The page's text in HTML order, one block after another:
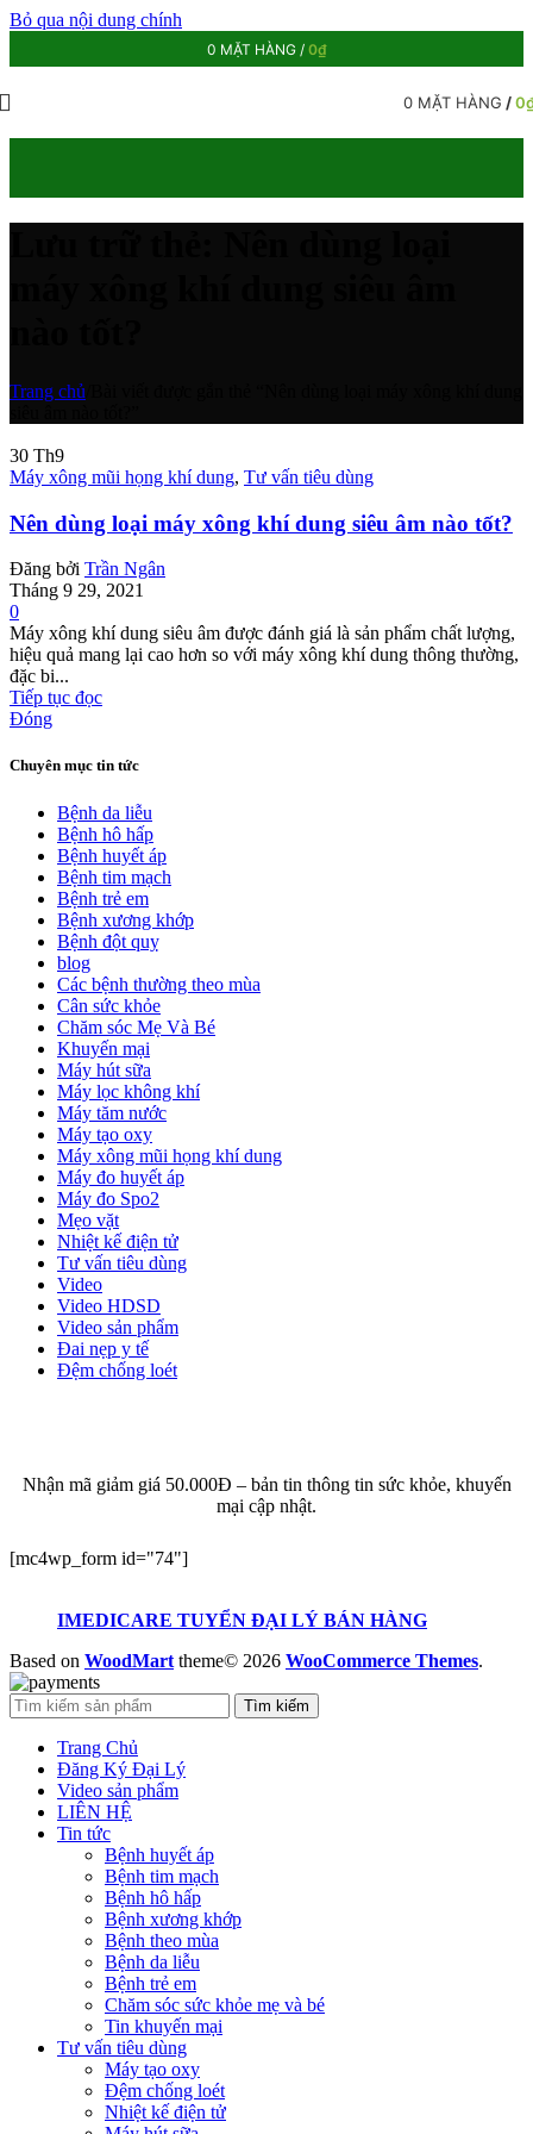
Bỏ qua nội dung chính
0 MẶT HÀNG / 0₫
0 MẶT HÀNG /0
Trang chủ
30 Th9
Máy xông mũi họng khí dung, Tư vấn tiêu dùng
Nên dùng loại máy xông khí dung siêu âm nào tốt?
Đăng bởi Trần Ngân
Tháng 9 29, 2021
0
Máy xông khí dung siêu âm được đánh giá là sản phẩm chất lượng,
hiệu quả mang lại cao hơn so với máy xông khí dung thông thường,
đặc bi...
Tiếp tục đọc
Đóng
Chuyên mục tin tức
Bệnh da liễu
Bệnh hô hấp
Bệnh huyết áp
Bệnh tim mạch
Bệnh trẻ em
Bệnh xương khớp
Bệnh đột quỵ
blog
Các bệnh thường theo mùa
Cân sức khỏe
Chăm sóc Mẹ Và Bé
Khuyến mại
Máy hút sữa
Máy lọc không khí
Máy tăm nước
Máy tạo oxy
Máy xông mũi họng khí dung
Máy đo huyết áp
Máy đo Spo2
Mẹo vặt
Nhiệt kế điện tử
Tư vấn tiêu dùng
Video
Video HDSD
Video sản phẩm
Đai nẹp y tế
Đệm chống loét
Nhận mã giảm giá 50.000Đ – bản tin thông tin sức khỏe, khuyến
mại cập nhật.
[mc4wp_form id="74"]
IMEDICARE TUYỂN ĐẠI LÝ BÁN HÀNG
Based on WoodMart theme© 2026 WooCommerce Themes.
Tìm kiếm
Trang Chủ
Đăng Ký Đại Lý
Video sản phẩm
LIÊN HỆ
Tin tức
Bệnh huyết áp
Bệnh tim mạch
Bệnh hô hấp
Bệnh xương khớp
Bệnh theo mùa
Bệnh da liễu
Bệnh trẻ em
Chăm sóc sức khỏe mẹ và bé
Tin khuyến mại
Tư vấn tiêu dùng
Máy tạo oxy
Đệm chống loét
Nhiệt kế điện tử